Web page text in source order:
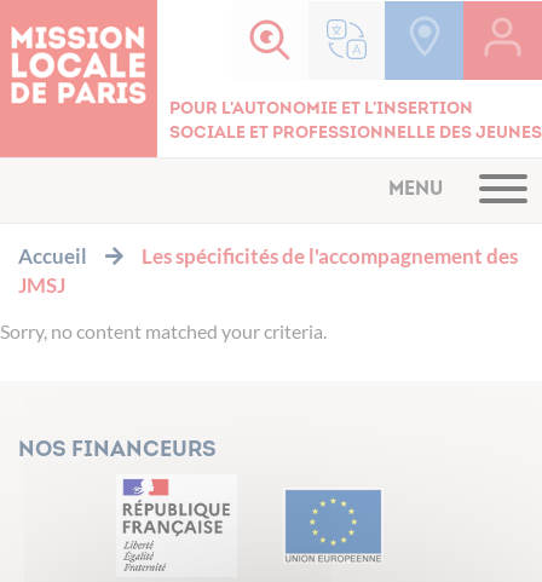
Pour l'autonomie et l'insertion
sociale et professionnelle des jeunes
MENU
Accueil
Les spécificités de l'accompagnement des
JMSJ
Sorry, no content matched your criteria.
Nos financeurs